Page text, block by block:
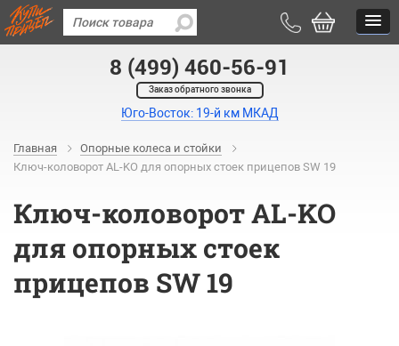
8 (499) 460-56-91
Заказ обратного звонка
Юго-Восток: 19-й км МКАД
Главная
Опорные колеса и стойки
Ключ-коловорот AL-KO для опорных стоек прицепов SW 19
Ключ-коловорот AL-KO
для опорных стоек
прицепов SW 19